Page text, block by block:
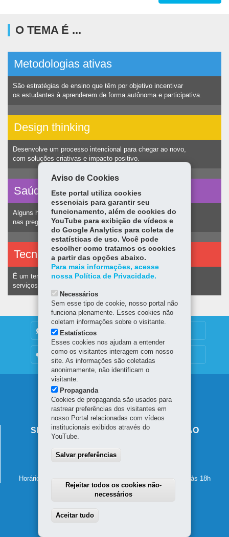
O TEMA É ...
Metodologias ativas
São estratégias de ensino que têm por objetivo incentivar
os estudantes à aprenderem de forma autônoma e participativa.
Design thinking
Desenvolve um processo intencional para chegar ao novo,
com soluções criativas e impacto positivo.
Saúde vocal
Alguns hábitos humanos podem ocasionar nódulos
nas pregas vocais e consequentemente alteração na voz.
Tecnologias assistivas
É um termo utilizado para identificar recursos e
serviços voltados a pessoas com deficiência.
DENUNCIE CORRUPÇÃO
OUVIDORIA
Navegação
principal
SECRETARIA DE ESTADO DA EDUCAÇÃO
80610-011-Curitiba
Horário de atendimento: de segunda a sexta-feira, das 8h às 18h
Aviso de Cookies
Este portal utiliza cookies
essenciais para garantir seu
funcionamento, além de cookies do
YouTube para exibição de vídeos e
do Google Analytics para coleta de
estatísticas de uso. Você pode
escolher como tratamos os cookies
a partir das opções abaixo.
Para mais informações, acesse
nossa Política de Privacidade.
Necessários
Sem esse tipo de cookie, nosso portal não
funciona plenamente. Esses cookies não
coletam informações sobre o visitante.
Estatísticos
Esses cookies nos ajudam a entender
como os visitantes interagem com nosso
site. As informações são coletadas
anonimamente, não identificam o
visitante.
Propaganda
Cookies de propaganda são usados para
rastrear preferências dos visitantes em
nosso Portal relacionadas com vídeos
institucionais exibidos através do
YouTube.
Salvar preferências
Rejeitar todos os cookies não-
necessários
Aceitar tudo